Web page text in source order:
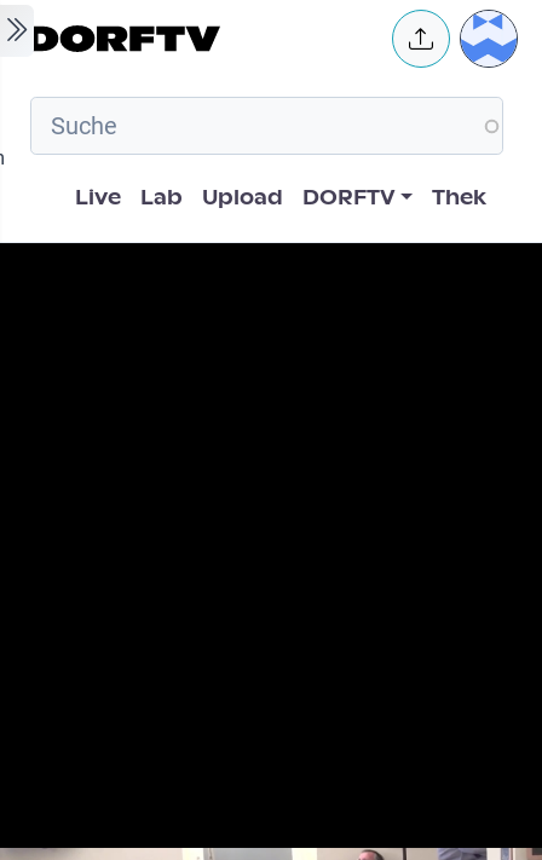
Skip to main content User
Hauptnavigation
Live Lab Upload DORFTV Thek